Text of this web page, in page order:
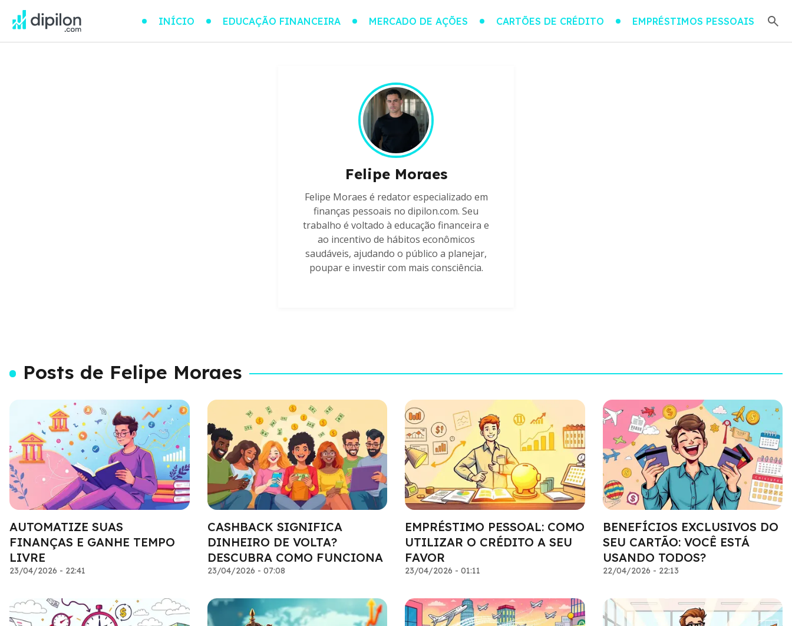
INÍCIO EDUCAÇÃO FINANCEIRA MERCADO DE AÇÕES CARTÕES DE CRÉDITO EMPRÉSTIMOS PESSOAIS
Felipe Moraes
Felipe Moraes é redator especializado em
finanças pessoais no dipilon.com. Seu
trabalho é voltado à educação financeira e
ao incentivo de hábitos econômicos
saudáveis, ajudando o público a planejar,
poupar e investir com mais consciência.
Posts de Felipe Moraes
AUTOMATIZE SUAS
FINANÇAS E GANHE TEMPO
LIVRE
23/04/2026 - 22:41
CASHBACK SIGNIFICA
DINHEIRO DE VOLTA?
DESCUBRA COMO FUNCIONA
23/04/2026 - 07:08
EMPRÉSTIMO PESSOAL: COMO
UTILIZAR O CRÉDITO A SEU
FAVOR
23/04/2026 - 01:11
BENEFÍCIOS EXCLUSIVOS DO
SEU CARTÃO: VOCÊ ESTÁ
USANDO TODOS?
22/04/2026 - 22:13